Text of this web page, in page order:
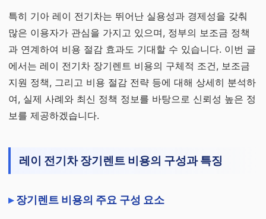
특히 기아 레이 전기차는 뛰어난 실용성과 경제성을 갖춰
많은 이용자가 관심을 가지고 있으며, 정부의 보조금 정책
과 연계하여 비용 절감 효과도 기대할 수 있습니다. 이번 글
에서는 레이 전기차 장기렌트 비용의 구체적 조건, 보조금
지원 정책, 그리고 비용 절감 전략 등에 대해 상세히 분석하
여, 실제 사례와 최신 정책 정보를 바탕으로 신뢰성 높은 정
보를 제공하겠습니다.
레이 전기차 장기렌트 비용의 구성과 특징
장기렌트 비용의 주요 구성 요소